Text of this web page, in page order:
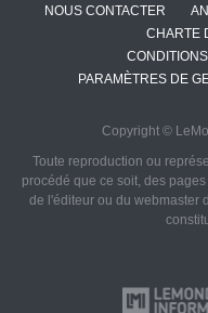
NOUS CONTACTER
CHARTE
PARAMÈTRES DE
Copyright ©
Toute reproduction ou
procédé que ce soit, des
de l'éditeur ou du webmaster